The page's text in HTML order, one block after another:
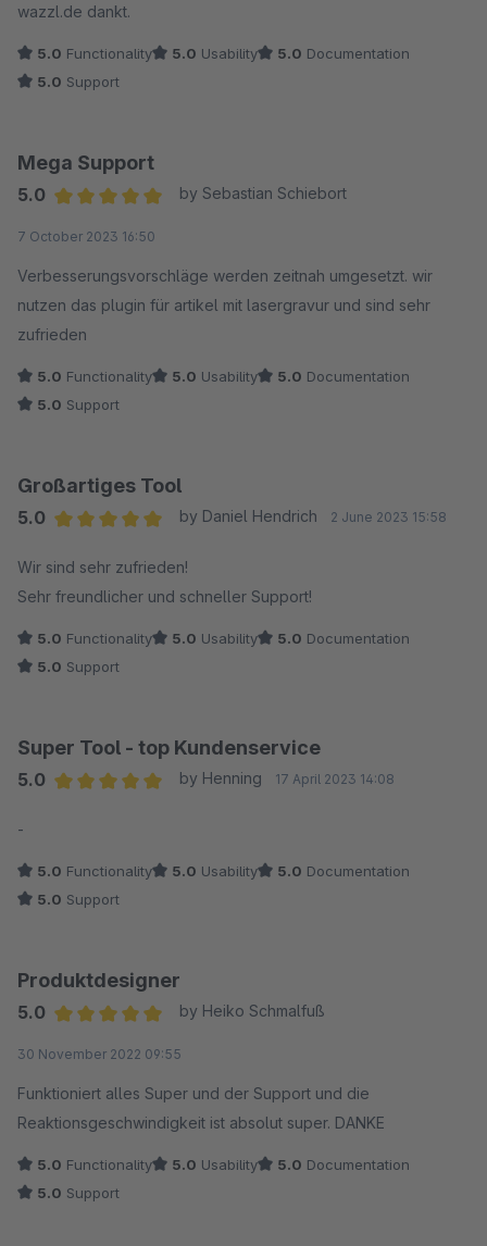
wazzl.de dankt.
5.0 Functionality 5.0 Usability 5.0 Documentation
5.0 Support
Mega Support
5.0
by Sebastian Schiebort
7 October 2023 16:50
Verbesserungsvorschläge werden zeitnah umgesetzt. wir
nutzen das plugin für artikel mit lasergravur und sind sehr
zufrieden
5.0 Functionality 5.0 Usability 5.0 Documentation
5.0 Support
Großartiges Tool
5.0
by Daniel Hendrich 2 June 2023 15:58
Wir sind sehr zufrieden!
Sehr freundlicher und schneller Support!
5.0 Functionality 5.0 Usability 5.0 Documentation
5.0 Support
Super Tool - top Kundenservice
5.0
by Henning 17 April 2023 14:08
-
5.0 Functionality 5.0 Usability 5.0 Documentation
5.0 Support
Produktdesigner
5.0
by Heiko Schmalfuß
30 November 2022 09:55
Funktioniert alles Super und der Support und die
Reaktionsgeschwindigkeit ist absolut super. DANKE
5.0 Functionality 5.0 Usability 5.0 Documentation
5.0 Support